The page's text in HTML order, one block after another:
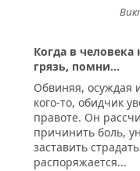
Когда в
грязь, помни...
Обвиняя, осуждая
кого-то, обидчик
правоте. Он
причинить боль,
заставить
распоряжается...